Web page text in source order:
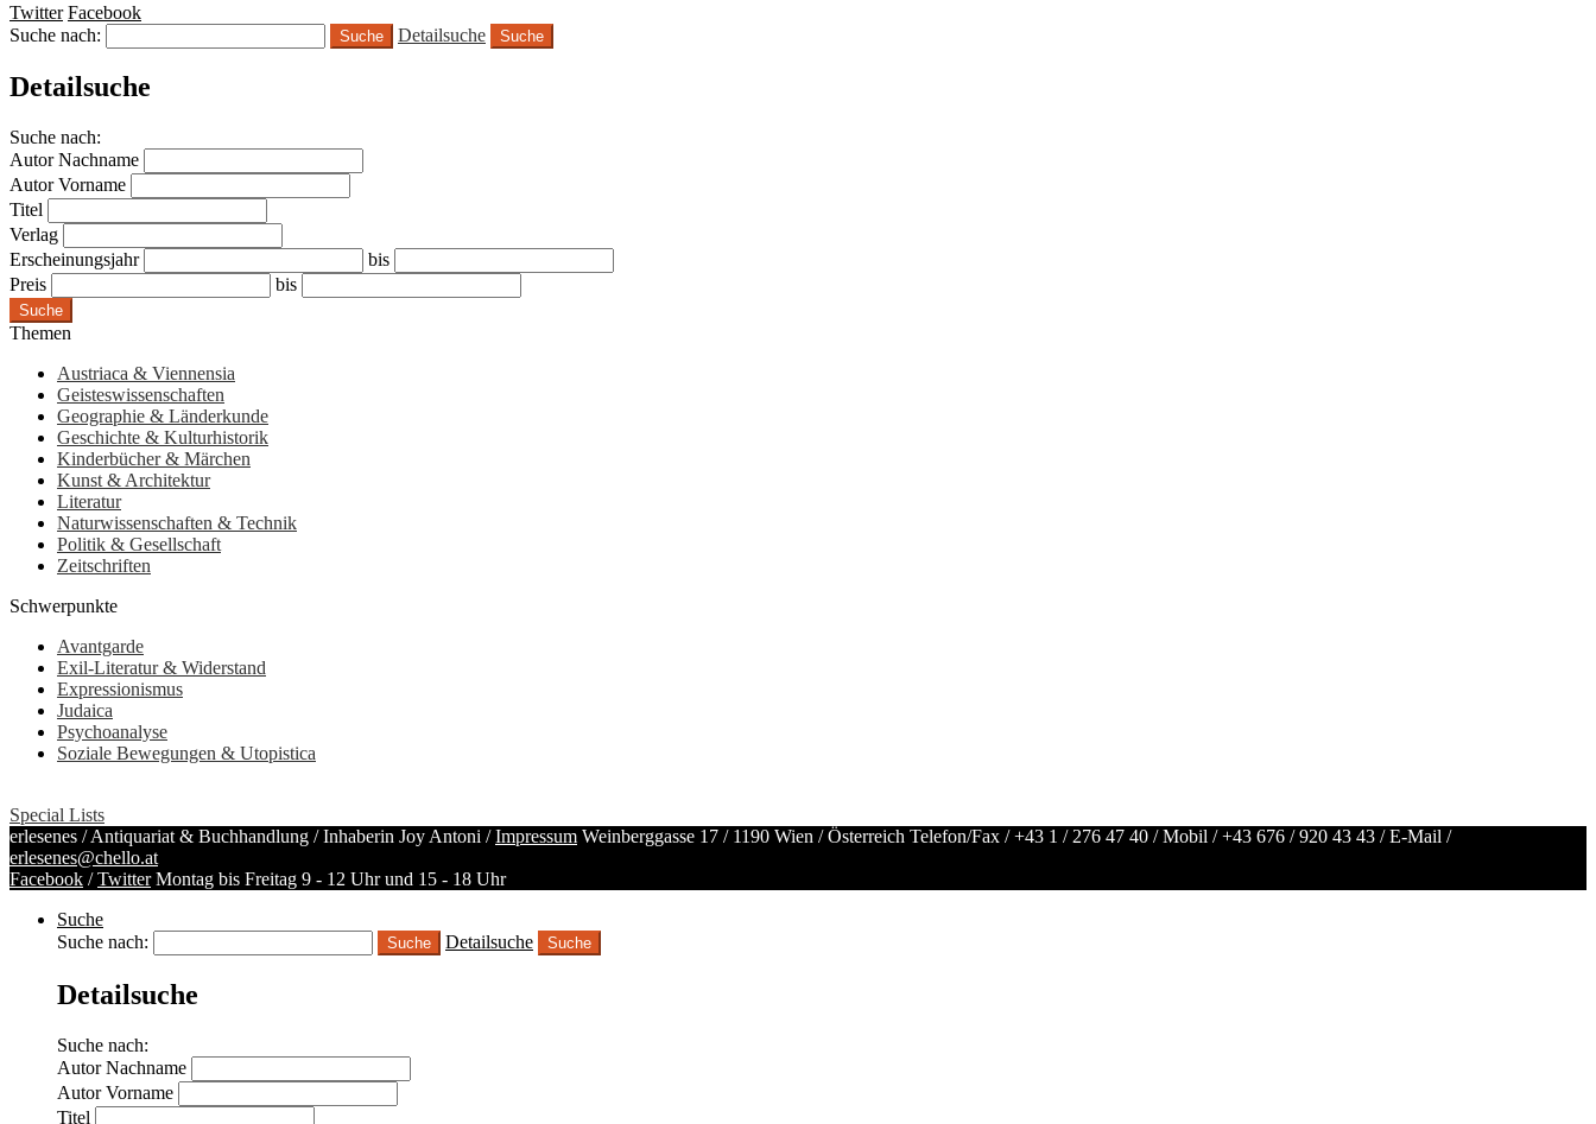
Twitter Facebook
Suche nach:
Detailsuche Suche
Detailsuche
Suche nach:
Autor Nachname
Autor Vorname
Titel
Verlag
Erscheinungsjahr
bis
Preis
bis
Suche
Themen
Austriaca & Viennensia
Geisteswissenschaften
Geographie & Länderkunde
Geschichte & Kulturhistorik
Kinderbücher & Märchen
Kunst & Architektur
Literatur
Naturwissenschaften & Technik
Politik & Gesellschaft
Zeitschriften
Schwerpunkte
Avantgarde
Exil-Literatur & Widerstand
Expressionismus
Judaica
Psychoanalyse
Soziale Bewegungen & Utopistica
Special Lists
erlesenes / Antiquariat & Buchhandlung / Inhaberin Joy Antoni /Impressum Weinberggasse 17 / 1190 Wien / Österreich Telefon/Fax /+43 1 / 276 47 40 / Mobil /+43 676 / 920 43 43 / E-Mail /
erlesenes@chello.at
Facebook /Twitter Montag bis Freitag 9 - 12 Uhr und 15 - 18 Uhr
Suche
Suche nach:
Detailsuche Suche
Detailsuche
Suche nach:
Autor Nachname
Autor Vorname
Titel